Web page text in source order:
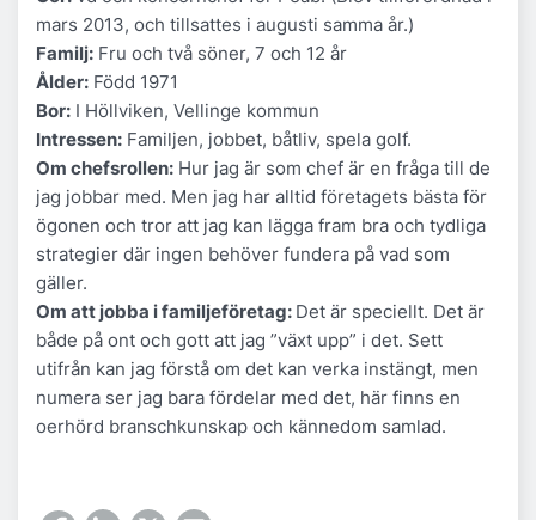
mars 2013, och tillsattes i augusti samma år.)
Familj: Fru och två söner, 7 och 12 år
Ålder: Född 1971
Bor: I Höllviken, Vellinge kommun
Intressen: Familjen, jobbet, båtliv, spela golf.
Om chefsrollen: Hur jag är som chef är en fråga till de
jag jobbar med. Men jag har alltid företagets bästa för
ögonen och tror att jag kan lägga fram bra och tydliga
strategier där ingen behöver fundera på vad som
gäller.
Om att jobba i familjeföretag: Det är speciellt. Det är
både på ont och gott att jag ”växt upp” i det. Sett
utifrån kan jag förstå om det kan verka instängt, men
numera ser jag bara fördelar med det, här finns en
oerhörd branschkunskap och kännedom samlad.